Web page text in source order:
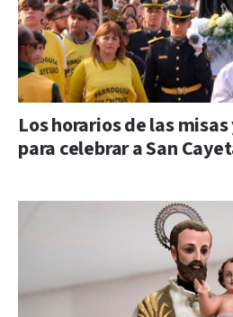
Los horarios de las
para celebrar a San